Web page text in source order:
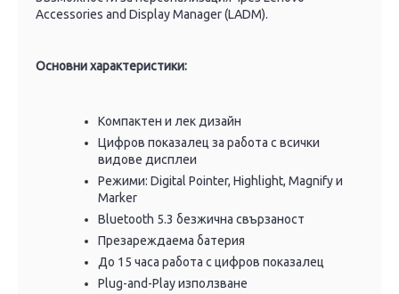
Accessories and Display Manager (LADM).
Основни характеристики:
Компактен и лек дизайн
Цифров показалец за работа с всички
видове дисплеи
Режими: Digital Pointer, Highlight, Magnify и
Marker
Bluetooth 5.3 безжична свързаност
Презареждаема батерия
До 15 часа работа с цифров показалец
Plug-and-Play използване